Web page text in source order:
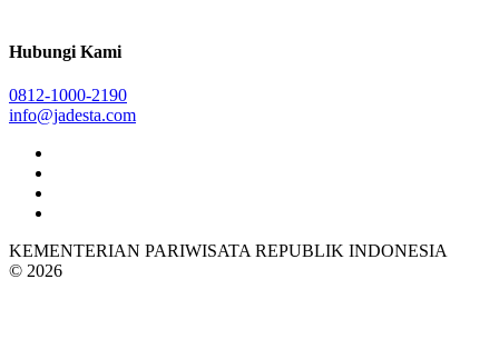
Hubungi Kami
0812-1000-2190
info@jadesta.com
KEMENTERIAN PARIWISATA REPUBLIK INDONESIA
© 2026